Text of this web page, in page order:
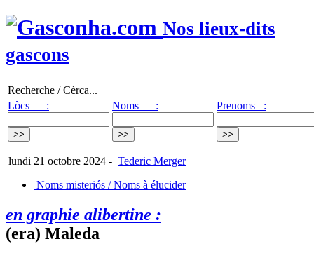
Nos lieux-dits
gascons
Recherche / Cèrca...
Lòcs :
Noms : Prenoms :
lundi 21 octobre 2024 - Tederic Merger
Noms misteriós / Noms à élucider
en graphie alibertine :
(era) Maleda